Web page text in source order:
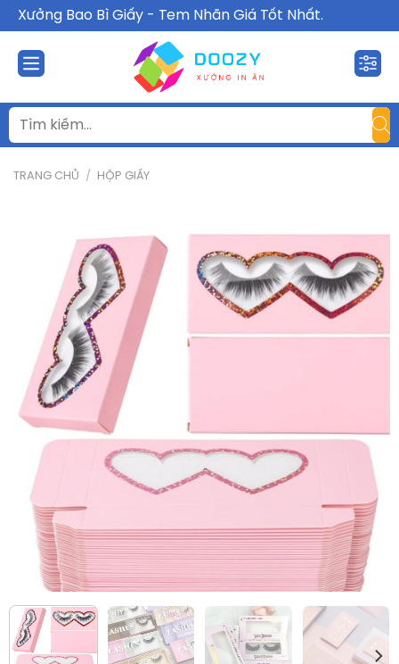
Chuyển
đến
nội
dung
Xưởng Bao Bì Giấy - Tem Nhãn Giá Tốt Nhất.
TRANG CHỦ / HỘP GIẤY